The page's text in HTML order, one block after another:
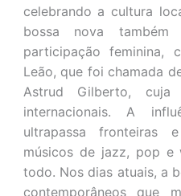
celebrando a cultura
bossa nova
participação feminina,
Leão, que foi chamada
Astrud Gilberto, cuja
internacionais. A
ultrapassa fronteiras
músicos de jazz, pop e
todo. Nos dias atuais, a
contemporâneos que